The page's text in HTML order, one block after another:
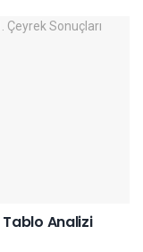
Tablo Analizi